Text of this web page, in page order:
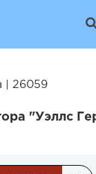
| 26059
"Уэллс